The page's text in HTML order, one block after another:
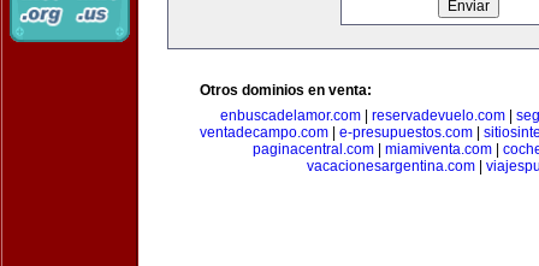
Otros dominios en venta:
enbuscadelamor.com
reservadevuelo.com
ventadecampo.com
e-presupuestos.com
paginacentral.com| miamiventa.com|
vacacionesargentina.com